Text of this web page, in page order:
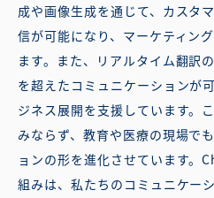
成や画像生成を通じて、カスタ
信が可能になり、マーケティン
ます。また、リアルタイム翻訳
を超えたコミュニケーションが
ジネス展開を支援しています。
みならず、教育や医療の現場で
ョンの形を進化させています。
組みは、私たちのコミュニケー